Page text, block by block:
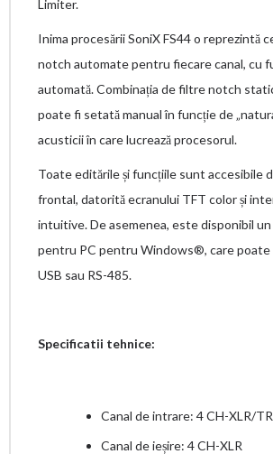
Limiter.
Inima procesării SoniX FS44 o reprezintă
notch automate pentru fiecare canal, cu
automată. Combinația de filtre notch
poate fi setată manual în funcție de
acusticii în care lucrează procesorul.
Toate editările și funcțiile sunt accesibile
frontal, datorită ecranului TFT color și
intuitive. De asemenea, este disponibil
pentru PC pentru Windows®, care
USB sau RS-485.
Specificatii tehnice:
Canal de intrare: 4 CH-XLR/
Canal de ieșire: 4 CH-XLR